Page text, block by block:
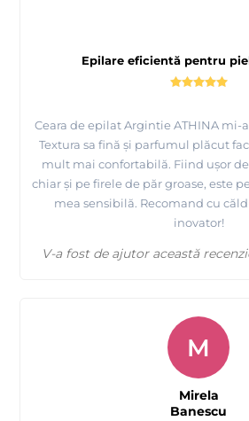
Epilare eficientă pentru
Ceara de epilat Argintie ATHINA mi-
Textura sa fină și parfumul plăcut
mult mai confortabilă. Fiind ușor
chiar și pe firele de păr groase, este
mea sensibilă. Recomand cu
inovator!
V-a fost de ajutor această
M
Mirela
Banescu